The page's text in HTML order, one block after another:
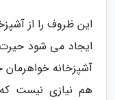
این ظروف را از
ایجاد می شود
آشپزخانه خواهرمان
هم نیازی نیست